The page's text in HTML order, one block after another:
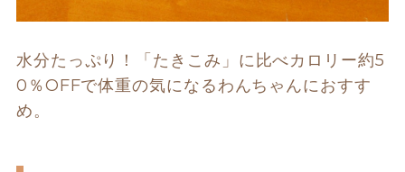
水分たっぷり！「たきこみ」に比べカロリー約5
0％OFFで体重の気になるわんちゃんにおすす
め。